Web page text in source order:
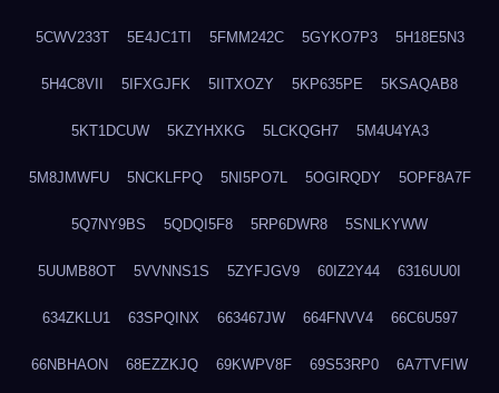
5CWV233T 5E4JC1TI 5FMM242C 5GYKO7P3 5H18E5N3
5H4C8VII 5IFXGJFK 5IITXOZY 5KP635PE 5KSAQAB8
5KT1DCUW 5KZYHXKG 5LCKQGH7 5M4U4YA3
5M8JMWFU 5NCKLFPQ 5NI5PO7L 5OGIRQDY 5OPF8A7F
5Q7NY9BS 5QDQI5F8 5RP6DWR8 5SNLKYWW
5UUMB8OT 5VVNNS1S 5ZYFJGV9 60IZ2Y44 6316UU0I
634ZKLU1 63SPQINX 663467JW 664FNVV4 66C6U597
66NBHAON 68EZZKJQ 69KWPV8F 69S53RP0 6A7TVFIW